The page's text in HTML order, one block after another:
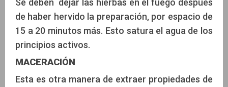
de haber hervido la preparación, por espacio de
15 a 20 minutos más. Esto satura el agua de los
principios activos.
MACERACIÓN
Esta es otra manera de extraer propiedades de